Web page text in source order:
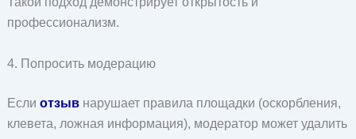
профессионализм.
4. Попросить модерацию
Если отзыв нарушает правила площадки (оскорбления,
клевета, ложная информация), модератор может удалить